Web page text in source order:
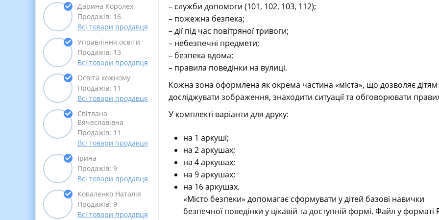
Дарина Королех
Продажів: 16
Всі товари продавця
Управління освіти
Продажів: 13
Всі товари продавця
Освіта кожному
Продажів: 11
Всі товари продавця
Світлана
Вячеславівна
Продажів: 11
Всі товари продавця
Ірина
Продажів: 9
Всі товари продавця
Коваленко Наталія
Продажів: 9
Всі товари продавця
– служби допомоги (101, 102, 103, 112);
– пожежна безпека;
– дії під час повітряної тривоги;
– небезпечні предмети;
– безпека вдома;
– правила поведінки на вулиці.
Кожна зона оформлена як окрема частина «міста», що дозволяє дітям
досліджувати зображення, знаходити ситуації та обговорювати
У комплекті варіанти для друку:
на 1 аркуші;
на 2 аркушах;
на 4 аркушах;
на 9 аркушах;
на 16 аркушах.
«Місто безпеки» допомагає сформувати у дітей базові навички
безпечної поведінки у цікавій та доступній формі. Файл у форматі